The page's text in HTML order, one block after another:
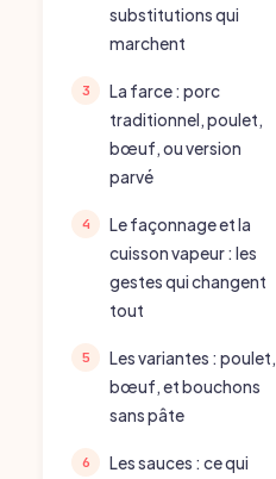
substitutions qui
marchent
La farce : porc
traditionnel, poulet,
bœuf, ou version
parvé
Le façonnage et la
cuisson vapeur : les
gestes qui changent
tout
Les variantes : poulet,
bœuf, et bouchons
sans pâte
Les sauces : ce qui